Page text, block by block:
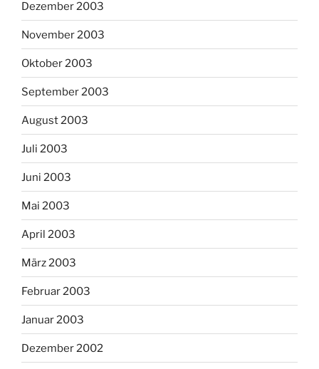
Dezember 2003
November 2003
Oktober 2003
September 2003
August 2003
Juli 2003
Juni 2003
Mai 2003
April 2003
März 2003
Februar 2003
Januar 2003
Dezember 2002